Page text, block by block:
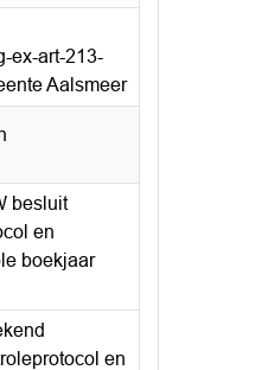
ex-art-213-
Aalsmeer
besluit
en
boekjaar
en